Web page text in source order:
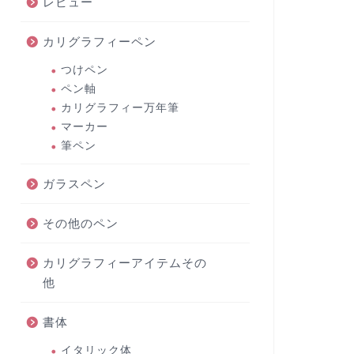
カリグラフィーペン
つけペン
ペン軸
カリグラフィー万年筆
マーカー
筆ペン
ガラスペン
その他のペン
カリグラフィーアイテムその
他
書体
イタリック体